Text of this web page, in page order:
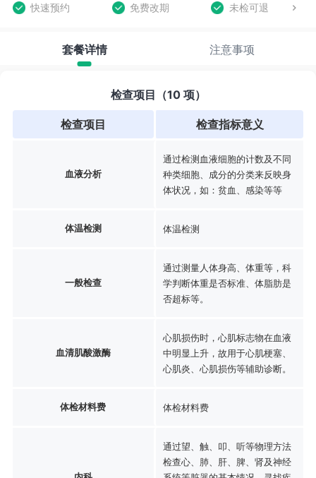
快速预约 免费改期 未检可退
套餐详情 注意事项
检查项目（10 项）
检查项目 检查指标意义
血液分析
通过检测血液细胞的计数及不同
种类细胞、成分的分类来反映身
体状况，如：贫血、感染等等
体温检测 体温检测
一般检查
通过测量人体身高、体重等，科
学判断体重是否标准、体脂肪是
否超标等。
血清肌酸激酶
心肌损伤时，心肌标志物在血液
中明显上升，故用于心肌梗塞、
心肌炎、心肌损伤等辅助诊断。
体检材料费 体检材料费
通过望、触、叩、听等物理方法
检查心、肺、肝、脾、肾及神经